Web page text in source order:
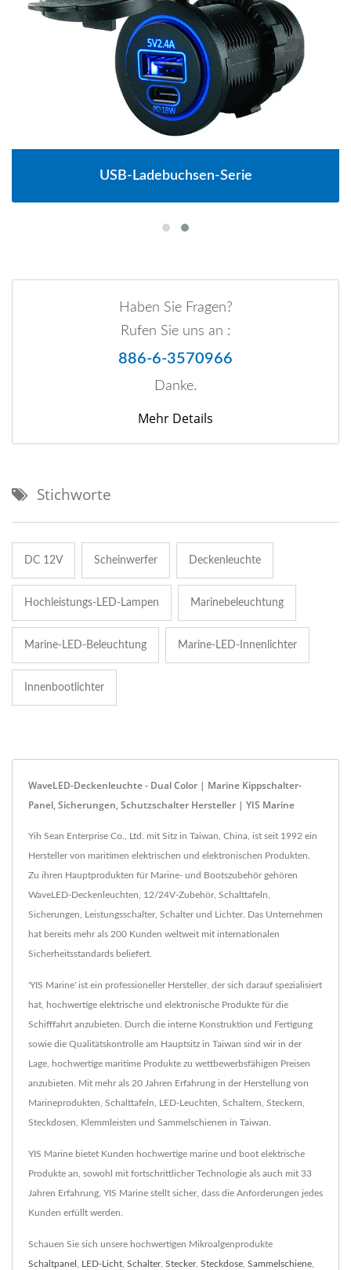
USB-Ladebuchsen-Serie
Haben Sie Fragen?
Rufen Sie uns an :
886-6-3570966
Danke.
Mehr Details
Stichworte
DC 12V Scheinwerfer Deckenleuchte
Hochleistungs-LED-Lampen Marinebeleuchtung
Marine-LED-Beleuchtung Marine-LED-Innenlichter
Innenbootlichter
WaveLED-Deckenleuchte - Dual Color | Marine Kippschalter-
Panel, Sicherungen, Schutzschalter Hersteller | YIS Marine
Yih Sean Enterprise Co., Ltd. mit Sitz in Taiwan, China, ist seit 1992 ein
Hersteller von maritimen elektrischen und elektronischen Produkten.
Zu ihren Hauptprodukten für Marine- und Bootszubehör gehören
WaveLED-Deckenleuchten, 12/24V-Zubehör, Schalttafeln,
Sicherungen, Leistungsschalter, Schalter und Lichter. Das Unternehmen
hat bereits mehr als 200 Kunden weltweit mit internationalen
Sicherheitsstandards beliefert.
'YIS Marine' ist ein professioneller Hersteller, der sich darauf spezialisiert
hat, hochwertige elektrische und elektronische Produkte für die
Schifffahrt anzubieten. Durch die interne Konstruktion und Fertigung
sowie die Qualitätskontrolle am Hauptsitz in Taiwan sind wir in der
Lage, hochwertige maritime Produkte zu wettbewerbsfähigen Preisen
anzubieten. Mit mehr als 20 Jahren Erfahrung in der Herstellung von
Marineprodukten, Schalttafeln, LED-Leuchten, Schaltern, Steckern,
Steckdosen, Klemmleisten und Sammelschienen in Taiwan.
YIS Marine bietet Kunden hochwertige marine und boot elektrische
Produkte an, sowohl mit fortschrittlicher Technologie als auch mit 33
Jahren Erfahrung, YIS Marine stellt sicher, dass die Anforderungen jedes
Kunden erfüllt werden.
Schauen Sie sich unsere hochwertigen Mikroalgenprodukte
Schaltpanel , LED-Licht, Schalter, Stecker, Steckdose, Sammelschiene,